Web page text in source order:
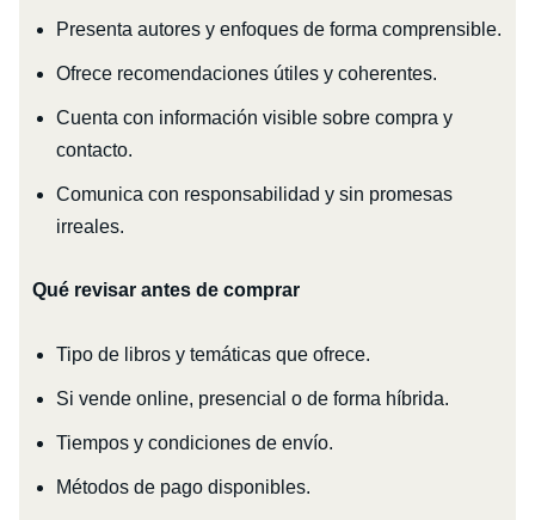
Presenta autores y enfoques de forma comprensible.
Ofrece recomendaciones útiles y coherentes.
Cuenta con información visible sobre compra y
contacto.
Comunica con responsabilidad y sin promesas
irreales.
Qué revisar antes de comprar
Tipo de libros y temáticas que ofrece.
Si vende online, presencial o de forma híbrida.
Tiempos y condiciones de envío.
Métodos de pago disponibles.